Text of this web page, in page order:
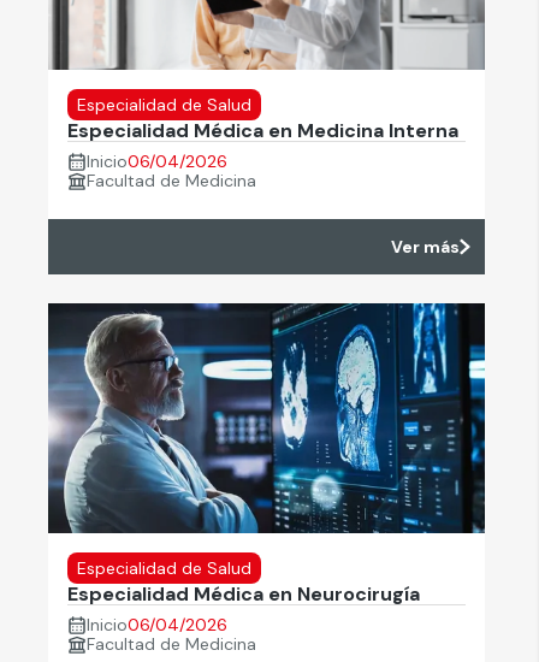
Especialidad de Salud
Especialidad Médica en Medicina Interna
Inicio06/04/2026
Facultad de Medicina
Ver más
Especialidad de Salud
Especialidad Médica en Neurocirugía
Inicio06/04/2026
Facultad de Medicina